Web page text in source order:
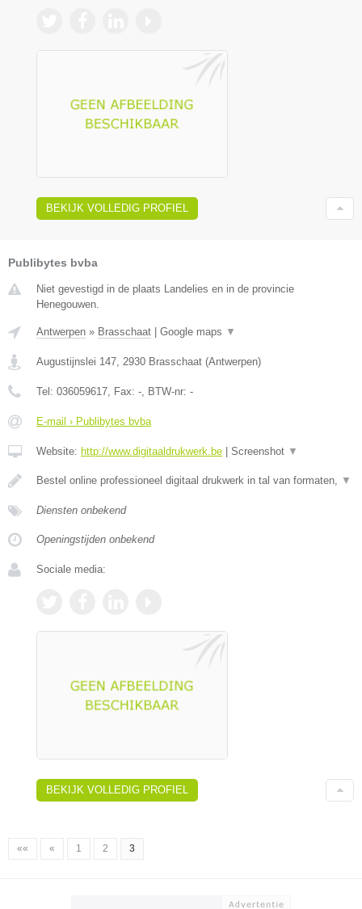
BEKIJK VOLLEDIG PROFIEL
Publibytes bvba
Niet gevestigd in de plaats Landelies en in de provincie
Henegouwen.
Antwerpen » Brasschaat Google maps ▼
Augustijnslei 147, 2930 Brasschaat (Antwerpen)
Tel: 036059617, Fax: -, BTW-nr: -
E-mail › Publibytes bvba
Website: http://www.digitaaldrukwerk.be Screenshot ▼
Bestel online professioneel digitaal drukwerk in tal van formaten, ▼
Diensten onbekend
Openingstijden onbekend
Sociale media:
BEKIJK VOLLEDIG PROFIEL
«« « 1 2 3